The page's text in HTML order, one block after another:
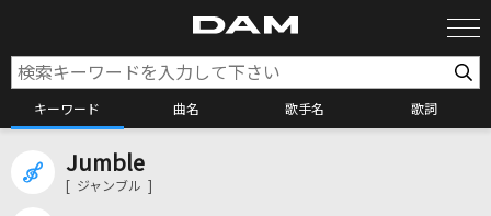
キーワード 曲名 歌手名 歌詞
Jumble
[ ジャンブル ]